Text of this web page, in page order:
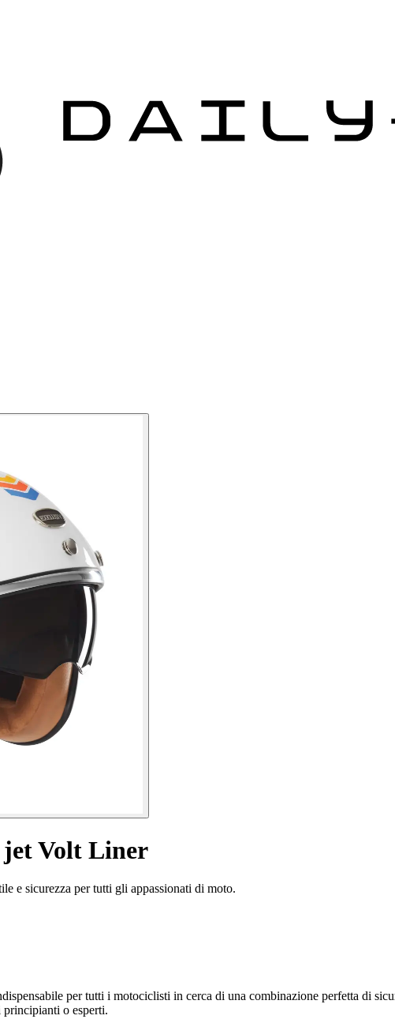
jet Volt Liner
e sicurezza per tutti gli appassionati di moto.
per tutti i motociclisti in cerca di una combinazione perfetta di
principianti o esperti.